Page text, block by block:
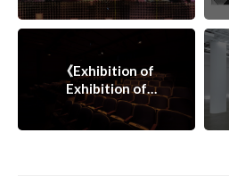
《Exhibition of
Exhibition of
Exhibition》: 전시라
는 이름을 작동시키기